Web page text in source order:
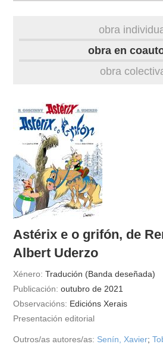
obra
obra en
obra
Astérix e o grifón, de
Albert Uderzo
Xénero: Tradución (Banda deseñada)
Publicación: outubro de 2021
Observacións: Edicións Xerais
Presentación editorial
Outros/as autores/as: Senín, Xavier;